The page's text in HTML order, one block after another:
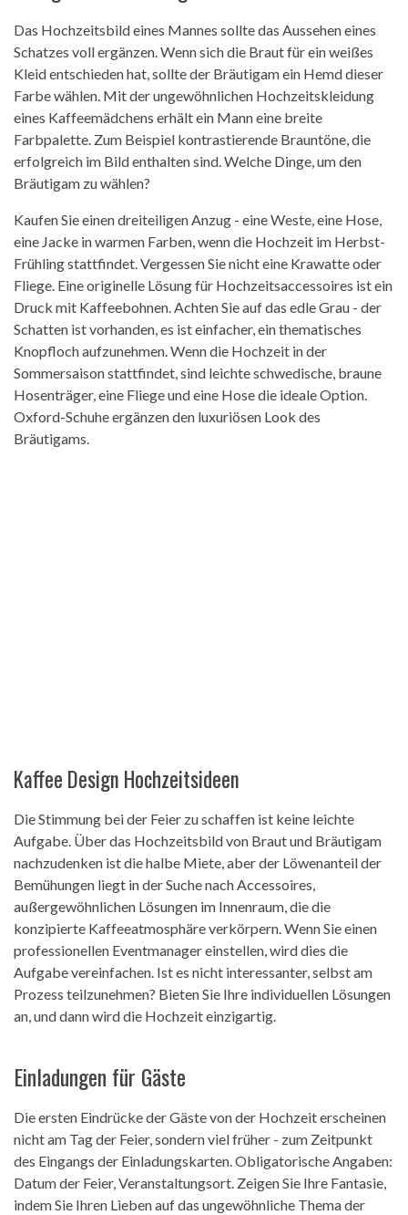
Das Hochzeitsbild eines Mannes sollte das Aussehen eines
Schatzes voll ergänzen. Wenn sich die Braut für ein weißes
Kleid entschieden hat, sollte der Bräutigam ein Hemd dieser
Farbe wählen. Mit der ungewöhnlichen Hochzeitskleidung
eines Kaffeemädchens erhält ein Mann eine breite
Farbpalette. Zum Beispiel kontrastierende Brauntöne, die
erfolgreich im Bild enthalten sind. Welche Dinge, um den
Bräutigam zu wählen?
Kaufen Sie einen dreiteiligen Anzug - eine Weste, eine Hose,
eine Jacke in warmen Farben, wenn die Hochzeit im Herbst-
Frühling stattfindet. Vergessen Sie nicht eine Krawatte oder
Fliege. Eine originelle Lösung für Hochzeitsaccessoires ist ein
Druck mit Kaffeebohnen. Achten Sie auf das edle Grau - der
Schatten ist vorhanden, es ist einfacher, ein thematisches
Knopfloch aufzunehmen. Wenn die Hochzeit in der
Sommersaison stattfindet, sind leichte schwedische, braune
Hosenträger, eine Fliege und eine Hose die ideale Option.
Oxford-Schuhe ergänzen den luxuriösen Look des
Bräutigams.
Kaffee Design Hochzeitsideen
Die Stimmung bei der Feier zu schaffen ist keine leichte
Aufgabe. Über das Hochzeitsbild von Braut und Bräutigam
nachzudenken ist die halbe Miete, aber der Löwenanteil der
Bemühungen liegt in der Suche nach Accessoires,
außergewöhnlichen Lösungen im Innenraum, die die
konzipierte Kaffeeatmosphäre verkörpern. Wenn Sie einen
professionellen Eventmanager einstellen, wird dies die
Aufgabe vereinfachen. Ist es nicht interessanter, selbst am
Prozess teilzunehmen? Bieten Sie Ihre individuellen Lösungen
an, und dann wird die Hochzeit einzigartig.
Einladungen für Gäste
Die ersten Eindrücke der Gäste von der Hochzeit erscheinen
nicht am Tag der Feier, sondern viel früher - zum Zeitpunkt
des Eingangs der Einladungskarten. Obligatorische Angaben:
Datum der Feier, Veranstaltungsort. Zeigen Sie Ihre Fantasie,
indem Sie Ihren Lieben auf das ungewöhnliche Thema der